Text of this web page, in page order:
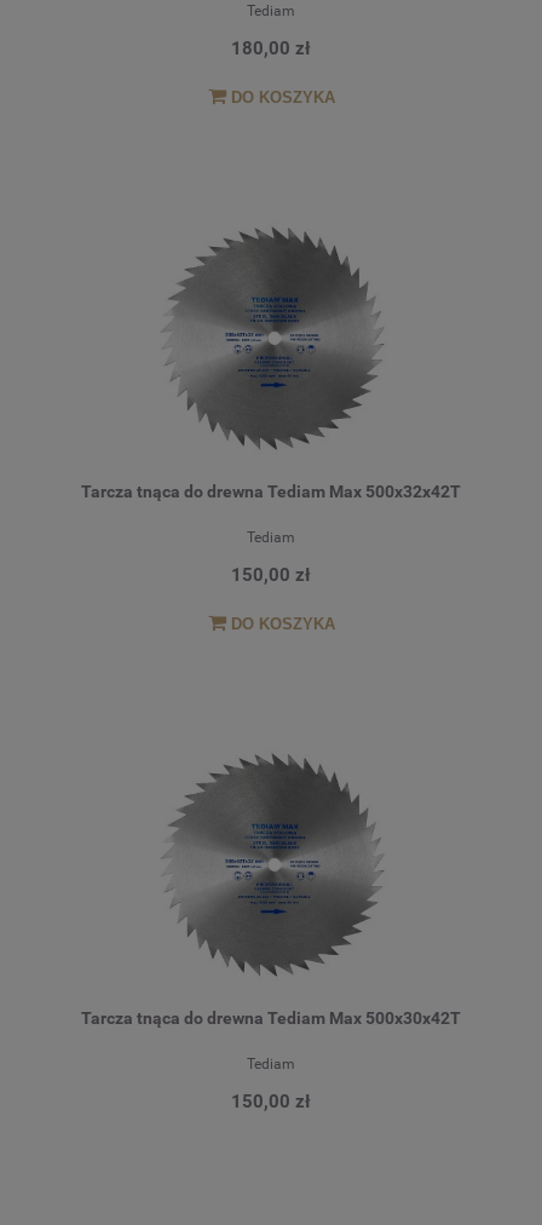
Tediam
180,00 zł
DO KOSZYKA
Tarcza tnąca do drewna Tediam Max 500x32x42T
Tediam
150,00 zł
DO KOSZYKA
Tarcza tnąca do drewna Tediam Max 500x30x42T
Tediam
150,00 zł